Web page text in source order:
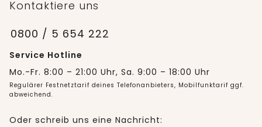
Kontaktiere uns
0800 / 5 654 222
Service Hotline
Mo.-Fr. 8:00 – 21:00 Uhr, Sa. 9:00 – 18:00 Uhr
Regulärer Festnetztarif deines Telefonanbieters, Mobilfunktarif ggf.
abweichend.
Oder schreib uns eine Nachricht: